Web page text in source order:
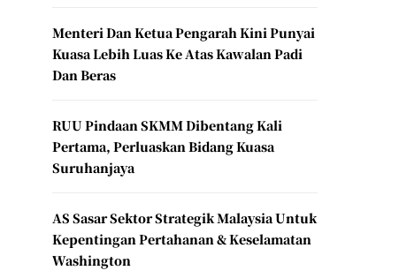
Menteri Dan Ketua Pengarah Kini Punyai
Kuasa Lebih Luas Ke Atas Kawalan Padi
Dan Beras
RUU Pindaan SKMM Dibentang Kali
Pertama, Perluaskan Bidang Kuasa
Suruhanjaya
AS Sasar Sektor Strategik Malaysia Untuk
Kepentingan Pertahanan & Keselamatan
Washington